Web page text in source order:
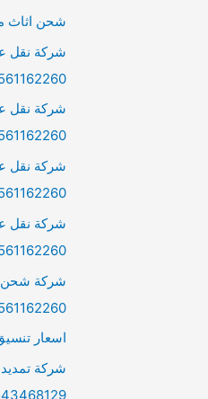
شحن اثاث من
شركة نقل
شركة نقل
شركة نقل
شركة نقل
شركة شحن
0561162260 اقل
اسعار تنسيق
شركة
0543468129 العادية